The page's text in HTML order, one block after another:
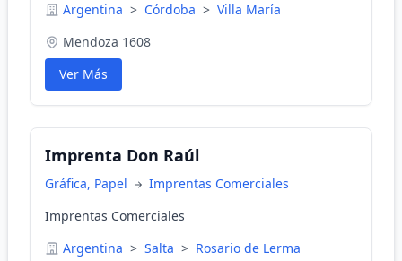
Argentina > Córdoba > Villa María
Mendoza 1608
Ver Más
Imprenta Don Raúl
Gráfica, Papel
Imprentas Comerciales
Imprentas Comerciales
Argentina > Salta > Rosario de Lerma